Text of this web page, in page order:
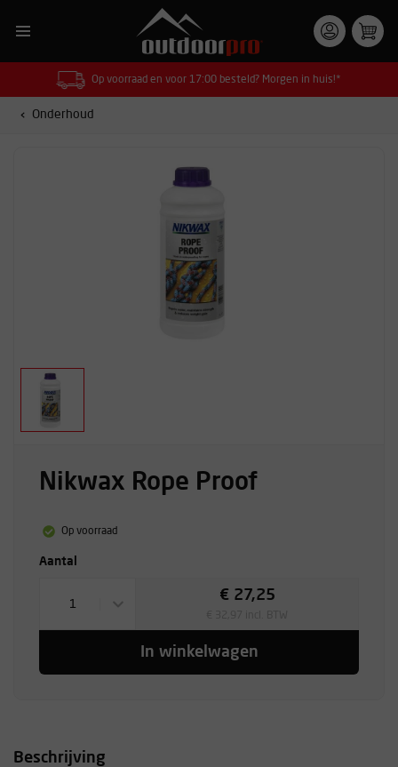
Op voorraad en voor 17:00 besteld? Morgen in huis!*
Onderhoud
Nikwax Rope Proof
Op voorraad
Aantal
1
€ 27,25
In winkelwagen
Beschrijving